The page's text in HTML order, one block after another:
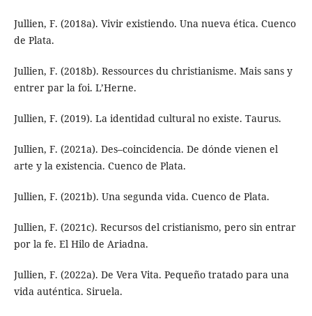
Jullien, F. (2018a). Vivir existiendo. Una nueva ética. Cuenco
de Plata.
Jullien, F. (2018b). Ressources du christianisme. Mais sans y
entrer par la foi. L’Herne.
Jullien, F. (2019). La identidad cultural no existe. Taurus.
Jullien, F. (2021a). Des–coincidencia. De dónde vienen el
arte y la existencia. Cuenco de Plata.
Jullien, F. (2021b). Una segunda vida. Cuenco de Plata.
Jullien, F. (2021c). Recursos del cristianismo, pero sin entrar
por la fe. El Hilo de Ariadna.
Jullien, F. (2022a). De Vera Vita. Pequeño tratado para una
vida auténtica. Siruela.